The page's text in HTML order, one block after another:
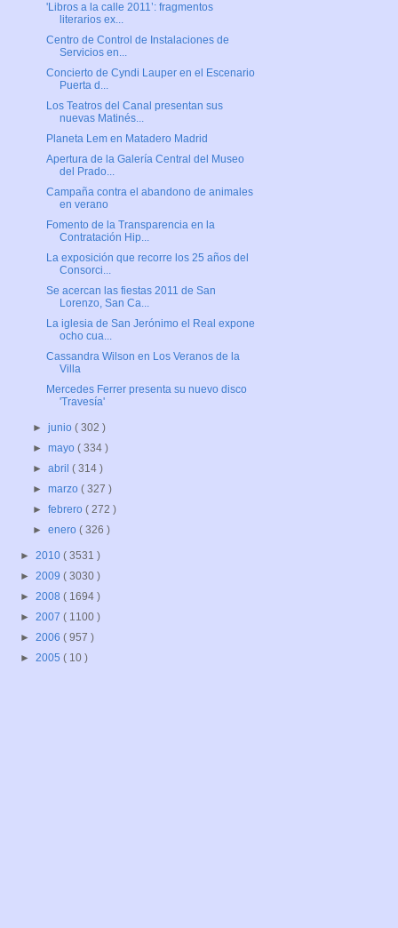
'Libros a la calle 2011’: fragmentos
literarios ex...
Centro de Control de Instalaciones de
Servicios en...
Concierto de Cyndi Lauper en el Escenario
Puerta d...
Los Teatros del Canal presentan sus
nuevas Matinés...
Planeta Lem en Matadero Madrid
Apertura de la Galería Central del Museo
del Prado...
Campaña contra el abandono de animales
en verano
Fomento de la Transparencia en la
Contratación Hip...
La exposición que recorre los 25 años del
Consorci...
Se acercan las fiestas 2011 de San
Lorenzo, San Ca...
La iglesia de San Jerónimo el Real expone
ocho cua...
Cassandra Wilson en Los Veranos de la
Villa
Mercedes Ferrer presenta su nuevo disco
'Travesía'
►junio( 302 )
►mayo( 334 )
►abril( 314 )
►marzo( 327 )
►febrero( 272 )
►enero( 326 )
► 2010 ( 3531 )
► 2009 ( 3030 )
► 2008 ( 1694 )
► 2007 ( 1100 )
► 2006 ( 957 )
► 2005 ( 10 )